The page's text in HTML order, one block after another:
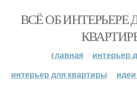
ВСЁ ОБ
главная
интерьер
интерьер для квартиры